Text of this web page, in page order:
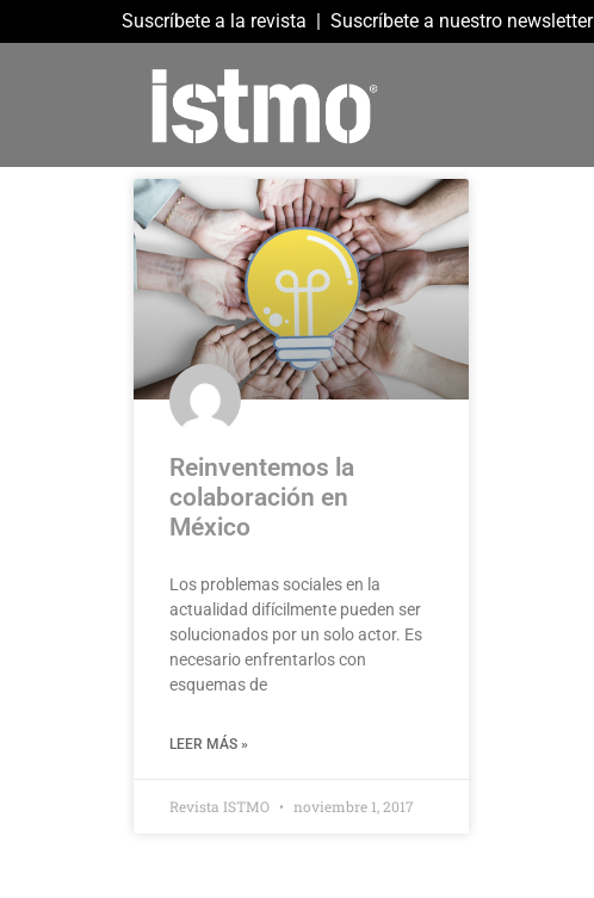
Suscríbete a la revista | Suscríbete a nuestro newsletter
Reinventemos la
colaboración en
México
Los problemas sociales en la
actualidad difícilmente pueden ser
solucionados por un solo actor. Es
necesario enfrentarlos con
esquemas de
LEER MÁS »
Revista ISTMO noviembre 1, 2017